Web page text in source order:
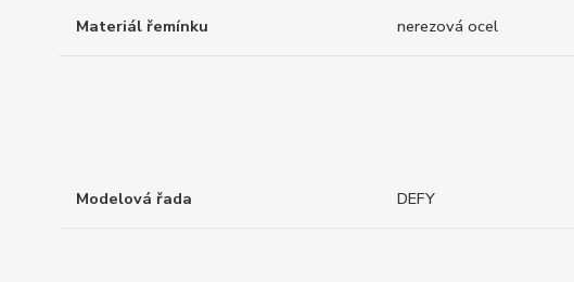
Materiál řemínku nerezová ocel
Modelová řada DEFY